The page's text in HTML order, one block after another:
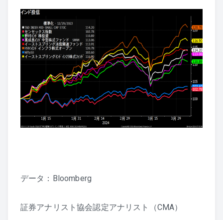
データ：Bloomberg
証券アナリスト協会認定アナリスト（CMA）